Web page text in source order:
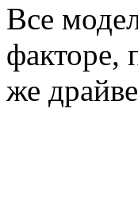
Все
факторе,
же